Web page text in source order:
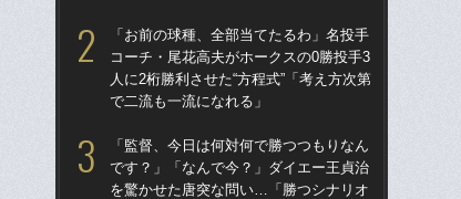
「お前の球種、全部当てたるわ」名投手
コーチ・尾花高夫がホークスの0勝投手3
人に2桁勝利させた“方程式”「考え方次第
で二流も一流になれる」
「監督、今日は何対何で勝つつもりなん
です？」「なんで今？」ダイエー王貞治
を驚かせた唐突な問い…「勝つシナリオ